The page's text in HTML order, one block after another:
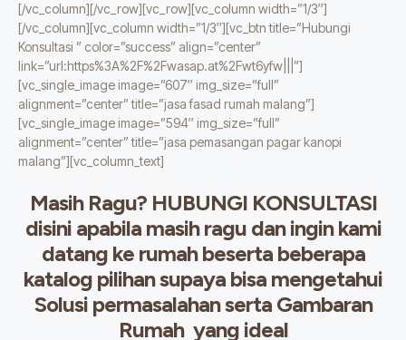
[/vc_column][/vc_row][vc_row][vc_column width=”1/3″]
[/vc_column][vc_column width=”1/3″][vc_btn title=”Hubungi
Konsultasi ” color=”success” align=”center”
link=”url:https%3A%2F%2Fwasap.at%2Fwt6yfw|||”]
[vc_single_image image=”607″ img_size=”full”
alignment=”center” title=”jasa fasad rumah malang”]
[vc_single_image image=”594″ img_size=”full”
alignment=”center” title=”jasa pemasangan pagar kanopi
malang”][vc_column_text]
Masih Ragu? HUBUNGI KONSULTASI
disini apabila masih ragu dan ingin kami
datang ke rumah beserta beberapa
katalog pilihan supaya bisa mengetahui
Solusi permasalahan serta Gambaran
Rumah yang ideal